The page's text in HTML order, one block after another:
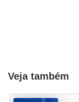
Veja também